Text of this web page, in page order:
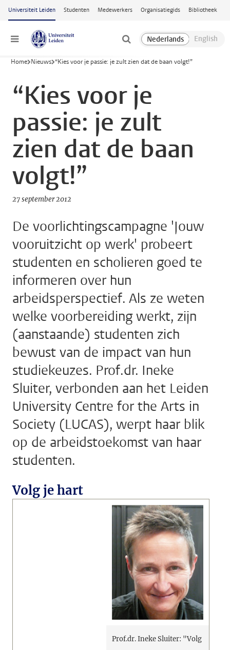
Ga naar hoofdinhoud
Universiteit Leiden Studenten Medewerkers Organisatiegids Bibliotheek
Menu
Home Nieuws “Kies voor je passie: je zult zien dat de baan volgt!”
“Kies voor je
passie: je zult
zien dat de baan
volgt!”
27 september 2012
De voorlichtingscampagne 'Jouw
vooruitzicht op werk' probeert
studenten en scholieren goed te
informeren over hun
arbeidsperspectief. Als ze weten
welke voorbereiding werkt, zijn
(aanstaande) studenten zich
bewust van de impact van hun
studiekeuzes. Prof.dr. Ineke
Sluiter, verbonden aan het Leiden
University Centre for the Arts in
Society (LUCAS), werpt haar blik
op de arbeidstoekomst van haar
studenten.
Volg je hart
Prof.dr. Ineke Sluiter: "Volg